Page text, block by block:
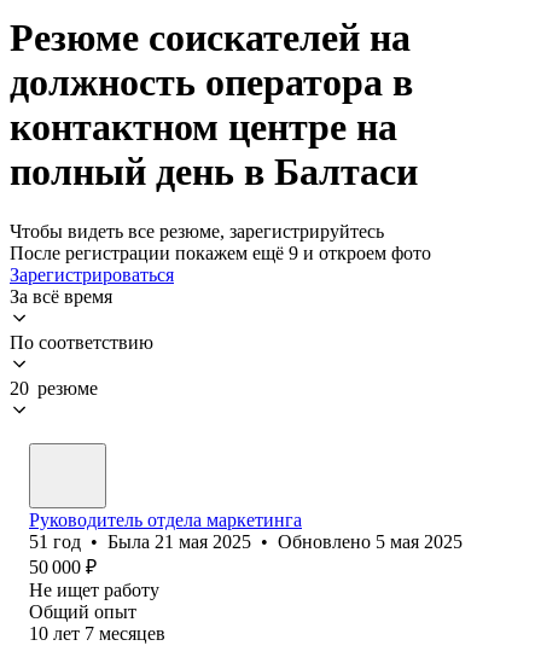
Резюме соискателей на
должность оператора в
контактном центре на
полный день в Балтаси
Чтобы видеть все резюме, зарегистрируйтесь
После регистрации покажем ещё 9 и откроем фото
Зарегистрироваться
За всё время
По соответствию
20 резюме
Руководитель отдела маркетинга
51 год • Была 21 мая 2025 • Обновлено 5 мая 2025
50 000 ₽
Не ищет работу
Общий опыт
10 лет 7 месяцев